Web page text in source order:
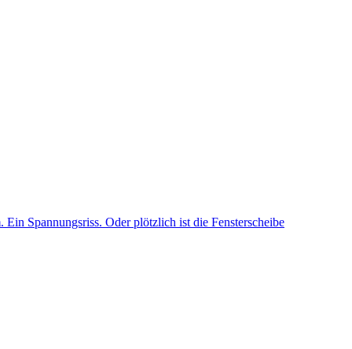
Spannungsriss. Oder plötzlich ist die Fensterscheibe